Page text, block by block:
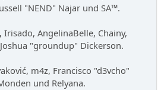
"NEND" Najar und SA™.
AngelinaBelle, Chainy,
"groundup" Dickerson.
m4z, Francisco "d3vcho"
und Relyana.